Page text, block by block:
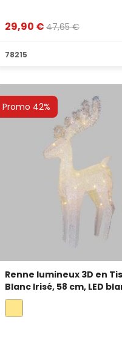
29,90 € 47,65 €
78215
Promo 42%
Renne lumineux 3D en
Blanc Irisé, 58 cm, LED
chaud, usage intérieur